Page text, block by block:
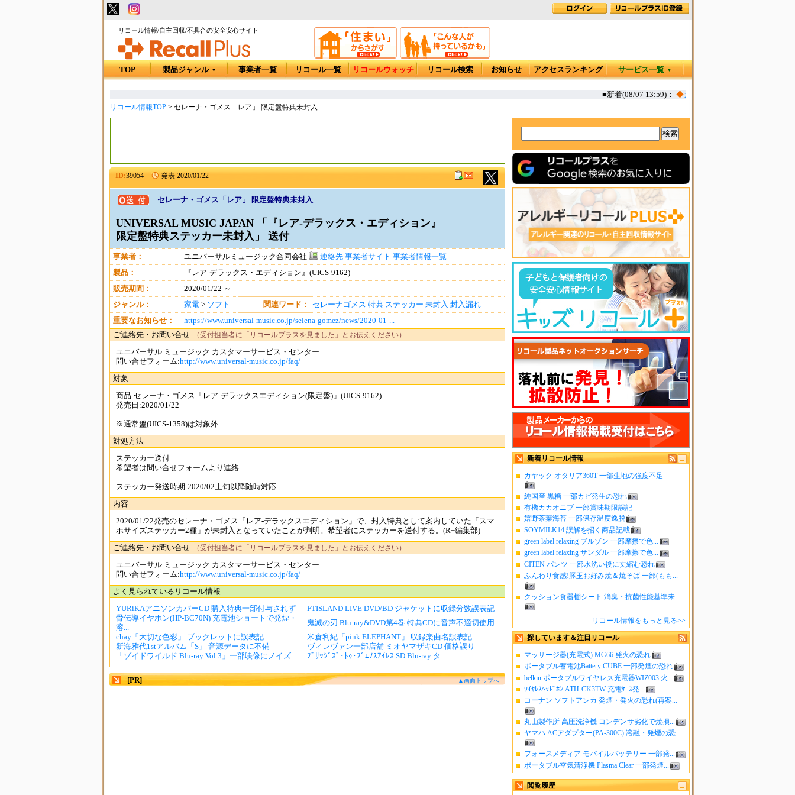
リコール情報/自主回収/不具合の安全安心サイト
TOP 製品ジャンル ▼ 事業者一覧 リコール一覧 リコールウォッチ リコール検索 お知らせ アクセスランキング サービス一覧 ▼
■新着(08/07 13:59)：◆カヤック オタリア360T 一部生地
リコール情報TOP> セレーナ・ゴメス「レア」 限定盤特典未封入
新着リコール情報
カヤック オタリア360T 一部生地の強度不足
純国産 黒糖 一部カビ発生の恐れ
有機カカオニブ 一部賞味期限誤記
嬉野茶葉海苔 一部保存温度逸脱
SOYMILK14 誤解を招く商品記載
green label relaxing ブルゾン 一部摩擦で色...
green label relaxing サンダル 一部摩擦で色...
CITEN パンツ 一部水洗い後に丈縮む恐れ
ふんわり食感!豚玉お好み焼＆焼そば 一部(もも...
クッション食器棚シート 消臭・抗菌性能基準未...
リコール情報をもっと見る>>
探しています＆注目リコール
マッサージ器(充電式) MG66 発火の恐れ
ポータブル蓄電池Battery CUBE 一部発煙の恐れ
belkin ポータブルワイヤレス充電器WIZ003 火...
ﾜｲﾔﾚｽﾍｯﾄﾞﾎﾝ ATH-CK3TW 充電ｹｰｽ発...
コーナン ソフトアンカ 発煙・発火の恐れ(再案...
丸山製作所 高圧洗浄機 コンデンサ劣化で焼損...
ヤマハ ACアダプター(PA-300C) 溶融・発煙の恐...
フォースメディア モバイルバッテリー 一部発...
ポータブル空気清浄機 Plasma Clear 一部発煙...
閲覧履歴
ID:39054 発表 2020/01/22
セレーナ・ゴメス「レア」 限定盤特典未封入
UNIVERSAL MUSIC JAPAN 「『レア-デラックス・エディション』
限定盤特典ステッカー未封入」 送付
事業者： ユニバーサルミュージック合同会社 連絡先 事業者サイト 事業者情報一覧
製品：
『レア-デラックス・エディション』(UICS-9162)
販売期間：
2020/01/22 ～
ジャンル：
家電> ソフト 関連ワード： セレーナゴメス 特典 ステッカー 未封入 封入漏れ
重要なお知らせ：
https://www.universal-music.co.jp/selena-gomez/news/2020-01-...
ご連絡先・お問い合せ
（受付担当者に「リコールプラスを見ました」とお伝えください）
ユニバーサル ミュージック カスタマーサービス・センター
問い合せフォーム:http://www.universal-music.co.jp/faq/
対象
商品:セレーナ・ゴメス「レア-デラックスエディション(限定盤)」(UICS-9162)
発売日:2020/01/22
※通常盤(UICS-1358)は対象外
対処方法
ステッカー送付
希望者は問い合せフォームより連絡
ステッカー発送時期:2020/02上旬以降随時対応
内容
2020/01/22発売のセレーナ・ゴメス「レア-デラックスエディション」で、封入特典として案内していた「スマ
ホサイズステッカー2種」が未封入となっていたことが判明。希望者にステッカーを送付する。(R+編集部)
ご連絡先・お問い合せ （受付担当者に「リコールプラスを見ました」とお伝えください）
ユニバーサル ミュージック カスタマーサービス・センター
問い合せフォーム:http://www.universal-music.co.jp/faq/
よく見られているリコール情報
YURiKAアニソンカバーCD 購入特典一部付与されず
FTISLAND LIVE DVD/BD ジャケットに収録分数誤表記
骨伝導イヤホン(HP-BC70N) 充電池ショートで発煙・
溶...
鬼滅の刃 Blu-ray&DVD第4巻 特典CDに音声不適切使用
chay「大切な色彩」 ブックレットに誤表記
米倉利紀「pink ELEPHANT」 収録楽曲名誤表記
新海雅代1stアルバム「S」 音源データに不備
ヴィレヴァン一部店舗 ミオヤマザキCD 価格誤り
「ゾイドワイルド Blu-ray Vol.3」一部映像にノイズ
ﾌﾞﾘｯｼﾞｽﾞ･ﾄｩ･ﾌﾞｴﾉｽｱｲﾚｽ SD Blu-ray タ...
[PR] ▲画面トップへ